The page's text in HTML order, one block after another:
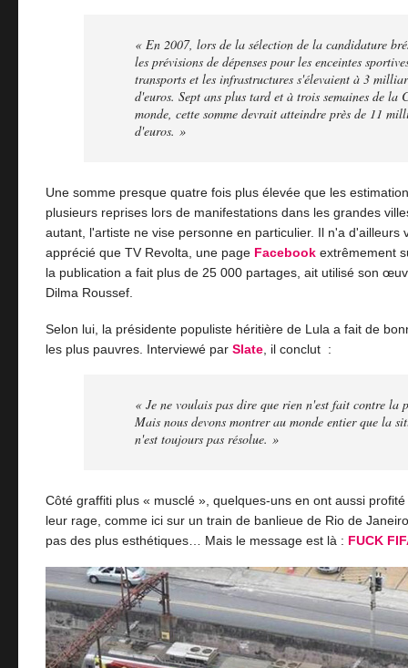
« En 2007, lors de la sélection de la candidature
les prévisions de dépenses pour les enceintes
transports et les infrastructures s'élevaient à 3
d'euros. Sept ans plus tard et à trois semaines de la
monde, cette somme devrait atteindre près de 11
d'euros. »
Une somme presque quatre fois plus élevée que les
plusieurs reprises lors de manifestations dans les grandes
autant, l'artiste ne vise personne en particulier. Il n'a d'ailleurs
apprécié que TV Revolta, une page Facebook extrêmement
la publication a fait plus de 25 000 partages, ait utilisé son
Dilma Roussef.
Selon lui, la présidente populiste héritière de Lula a fait de
les plus pauvres. Interviewé par Slate , il conclut :
« Je ne voulais pas dire que rien n'est fait contre la
Mais nous devons montrer au monde entier que la
n'est toujours pas résolue. »
Côté graffiti plus « musclé », quelques-uns en ont aussi
leur rage, comme ici sur un train de banlieue de Rio de
pas des plus esthétiques… Mais le message est là : FUCK